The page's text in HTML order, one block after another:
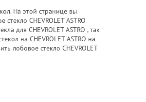
На этой странице вы
CHEVROLET ASTRO
для CHEVROLET ASTRO , так
на CHEVROLET ASTRO на
лобовое стекло CHEVROLET